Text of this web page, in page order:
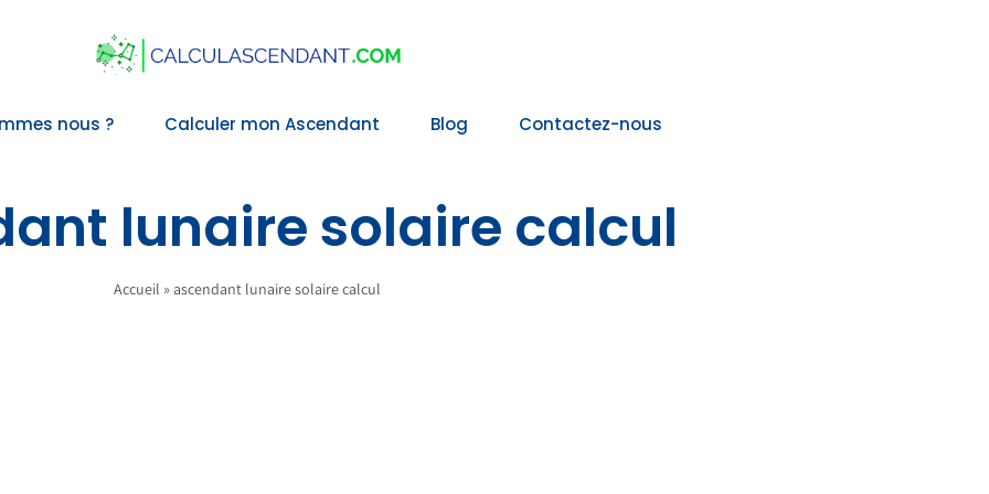
nous ? Calculer mon Ascendant Blog Contactez-nous
lunaire solaire calcul
Accueil »ascendant lunaire solaire calcul